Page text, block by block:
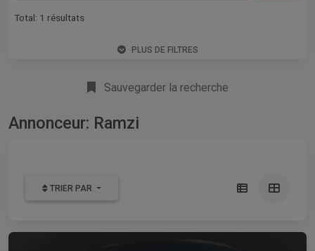
Total: 1 résultats
PLUS DE FILTRES
Sauvegarder la recherche
Annonceur: Ramzi
TRIER PAR